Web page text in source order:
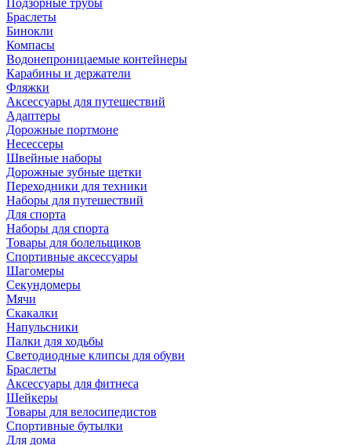
Подзорные трубы
Браслеты
Бинокли
Компасы
Водонепроницаемые контейнеры
Карабины и держатели
Фляжки
Аксессуары для путешествий
Адаптеры
Дорожные портмоне
Несессеры
Швейные наборы
Дорожные зубные щетки
Переходники для техники
Наборы для путешествий
Для спорта
Наборы для спорта
Товары для болельщиков
Спортивные аксессуары
Шагомеры
Секундомеры
Мячи
Скакалки
Напульсники
Палки для ходьбы
Светодиодные клипсы для обуви
Браслеты
Аксессуары для фитнеса
Шейкеры
Товары для велосипедистов
Спортивные бутылки
Для дома